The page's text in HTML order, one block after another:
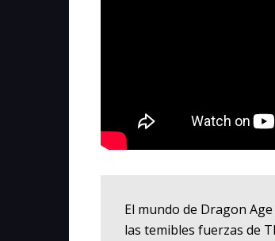
El mundo de Dragon
las temibles fuerzas de